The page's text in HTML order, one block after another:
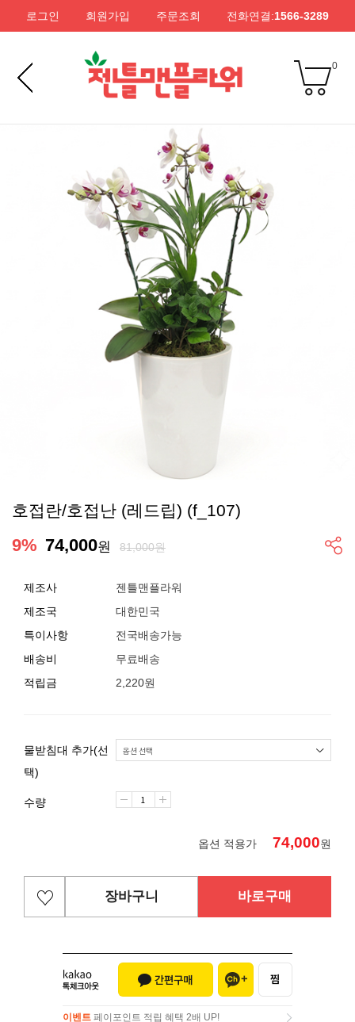
로그인 회원가입 주문조회 전화연결:1566-3289
0
호접란/호접난 (레드립) (f_107)
9% 74,000원 81,000원
제조사
젠틀맨플라워
제조국
대한민국
특이사항
전국배송가능
배송비
무료배송
적립금
2,220원
물받침대 추가(선
택)
수량
옵션 적용가 74,000원
장바구니 바로구매
이벤트 페이포인트 적립 혜택 2배 UP!